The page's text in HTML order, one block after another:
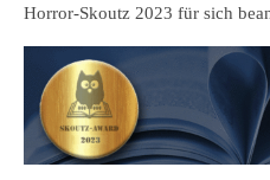
Horror-Skoutz 2023 für sich